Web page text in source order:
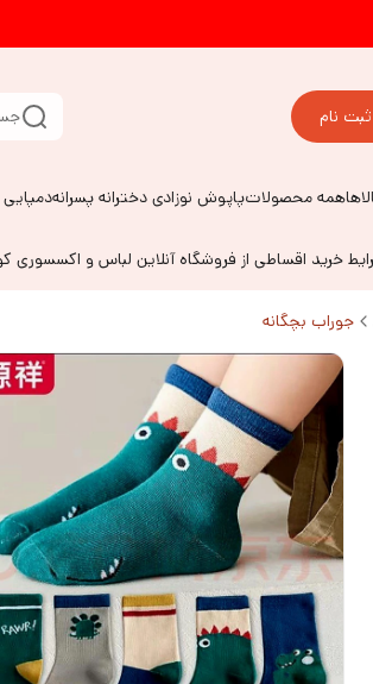
نام
همه محصولاتپاپوش نوزادی دخترانه پسرانه
خرید اقساطی از فروشگاه آنلاین لباس و اکسسوری
جوراب بچگانه